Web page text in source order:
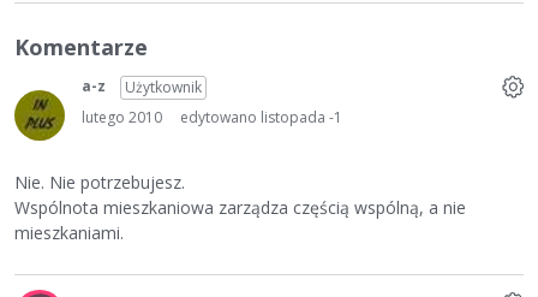
Komentarze
a-z
Użytkownik
lutego 2010
edytowano listopada -1
Nie. Nie potrzebujesz.
Wspólnota mieszkaniowa zarządza częścią wspólną, a nie
mieszkaniami.